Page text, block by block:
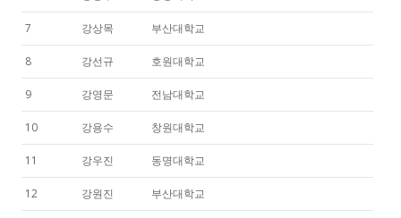
7 강상목 부산대학교
8 강선규 호원대학교
9 강영문 전남대학교
10 강용수 창원대학교
11 강우진 동명대학교
12 강원진 부산대학교